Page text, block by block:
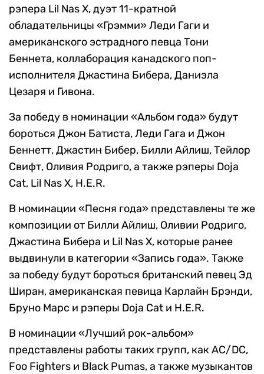
рэпера Lil Nas X, дуэт 11-кратной
обладательницы «Грэмми» Леди Гаги и
американского эстрадного певца Тони
Беннета, коллаборация канадского поп-
исполнителя Джастина Бибера, Даниэла
Цезаря и Гивона.
За победу в номинации «Альбом года» будут
бороться Джон Батиста, Леди Гага и Джон
Беннетт, Джастин Бибер, Билли Айлиш, Тейлор
Свифт, Оливия Родриго, а также рэперы Doja
Cat, Lil Nas X, H.E.R.
В номинации «Песня года» представлены те же
композиции от Билли Айлиш, Оливии Родриго,
Джастина Бибера и Lil Nas X, которые ранее
выдвинули в категории «Запись года». Также
за победу будут бороться британский певец Эд
Ширан, американская певица Карлайн Брэнди,
Бруно Марс и рэперы Doja Cat и H.E.R.
В номинации «Лучший рок-альбом»
представлены работы таких групп, как AC/DC,
Foo Fighters и Black Pumas, а также музыкантов